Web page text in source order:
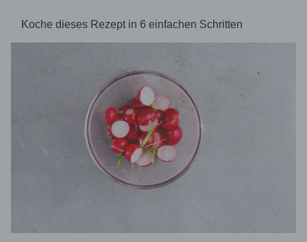
Koche dieses Rezept in 6 einfachen Schritten